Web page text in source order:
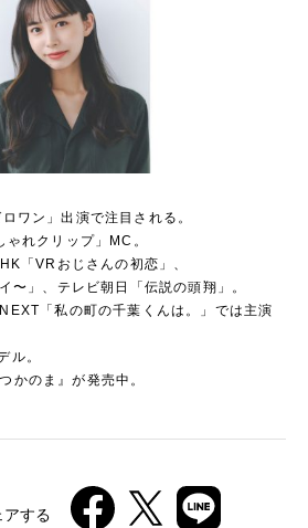
ワン」出演で注目される。
れクリップ」MC。
「VRおじさんの初恋」、
〜」、テレビ朝日「伝説の頭翔」。
「私の町の千葉くんは。」では主演
ル。
かのま』が発売中。
アする